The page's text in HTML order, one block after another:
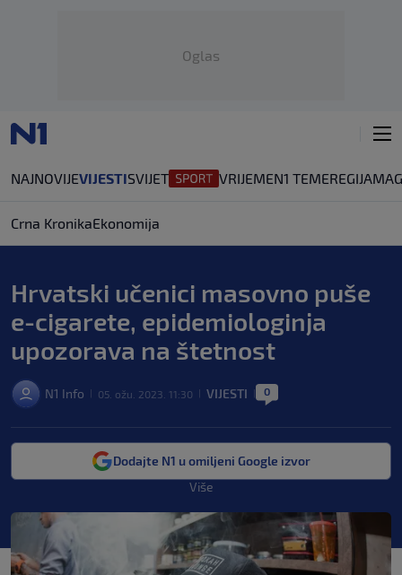
Oglas
NAJNOVIJEVIJESTISVIJET VRIJEMEN1 TEMEREGIJA
Crna KronikaEkonomija
Hrvatski učenici masovno puše
e-cigarete, epidemiologinja
upozorava na štetnost
N1 Info 05. ožu. 2023. 11:30 VIJESTI 0
Dodajte N1 u omiljeni Google izvor
Više